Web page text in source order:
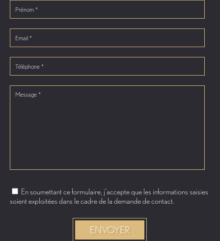
En soumettant ce formulaire, j'accepte que les informations saisies
soient exploitées dans le cadre de la demande de contact.